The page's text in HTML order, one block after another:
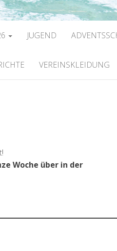
JUGEND
VEREINSKLEIDUNG
Woche über in der